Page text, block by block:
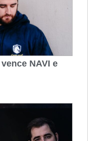
NAVI e